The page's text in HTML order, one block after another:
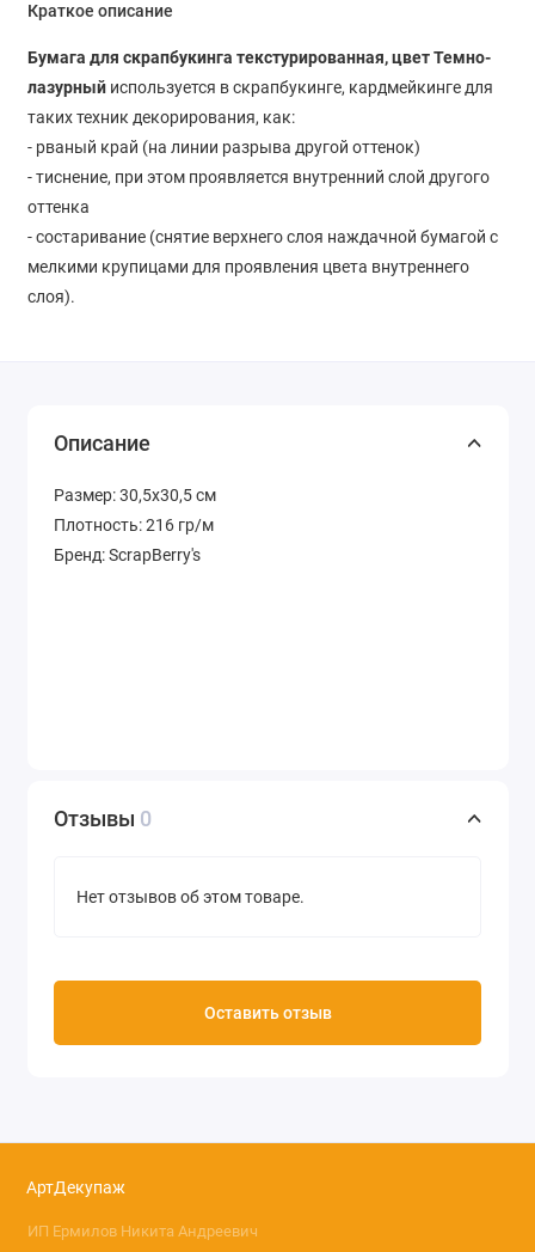
Краткое описание
Бумага для скрапбукинга текстурированная, цвет Темно-
лазурныйиспользуется в скрапбукинге, кардмейкинге для
таких техник декорирования, как:
- рваный край (на линии разрыва другой оттенок)
- тиснение, при этом проявляется внутренний слой другого
оттенка
- состаривание (снятие верхнего слоя наждачной бумагой с
мелкими крупицами для проявления цвета внутреннего
слоя).
Описание
Размер: 30,5х30,5 см
Плотность: 216 гр/м
Бренд: ScrapBerry's
Отзывы 0
Нет отзывов об этом товаре.
Оставить отзыв
АртДекупаж
ИП Ермилов Никита Андреевич